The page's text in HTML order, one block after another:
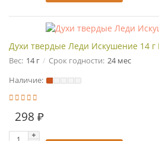
Духи твердые Леди Искушение 14 г
Вес: 14 г Срок годности: 24 мес
Наличие:
298 ₽